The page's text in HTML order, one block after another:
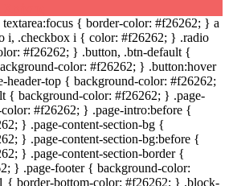
{ border-color: #f26262; } a
i, .checkbox i { color: #f26262; } .radio
#f26262; } .button, .btn-default {
color: #f26262; } .button:hover
header-top { background-color: #f26262;
{ background-color: #f26262; } .page-
#f26262; } .page-intro:before {
; } .page-content-section-bg {
; } .page-content-section-bg:before {
; } .page-content-section-border {
; } .page-footer { background-color:
{ border-bottom-color: #f26262; } .block-